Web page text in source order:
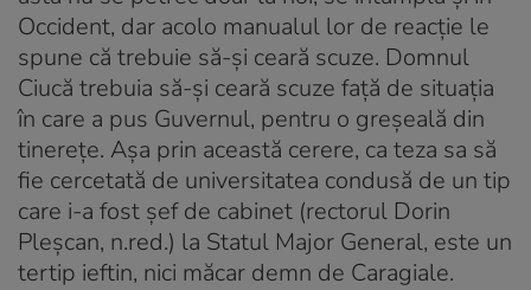
Occident, dar acolo manualul lor de reacție le
spune că trebuie să-și ceară scuze. Domnul
Ciucă trebuia să-și ceară scuze față de situația
în care a pus Guvernul, pentru o greșeală din
tinerețe. Așa prin această cerere, ca teza sa să
fie cercetată de universitatea condusă de un tip
care i-a fost șef de cabinet (rectorul Dorin
Pleșcan, n.red.) la Statul Major General, este un
tertip ieftin, nici măcar demn de Caragiale.